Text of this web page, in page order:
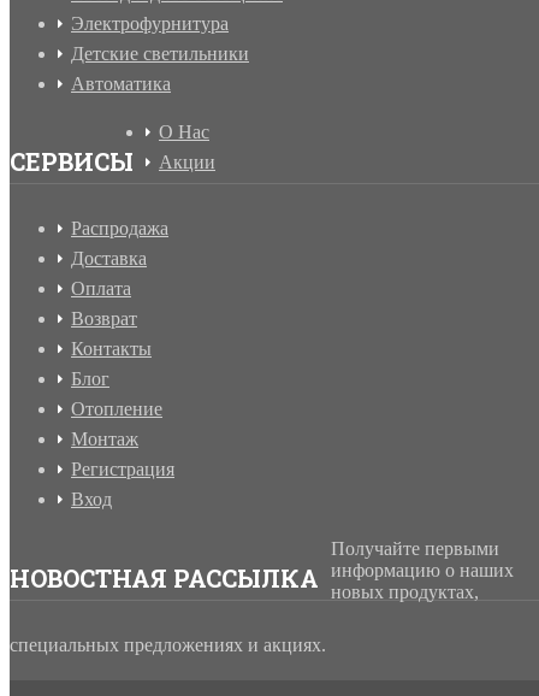
Электрофурнитура
Детские светильники
Автоматика
СЕРВИСЫ
О Нас
Акции
Распродажа
Доставка
Оплата
Возврат
Контакты
Блог
Отопление
Монтаж
Регистрация
Вход
НОВОСТНАЯ РАССЫЛКА
Получайте первыми
информацию о наших
новых продуктах,
специальных предложениях и акциях.